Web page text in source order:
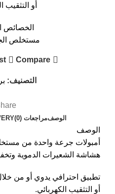
أو التثقيب
الخصائص
مستخلص
Compare
التصنيف:
الوصفمراجعات (0)
الوصف
أمبولات جرعة واحدة من
هشاشة الشعيرات الدموية
تطبيق احترافي يدوي أو من
أو التثقيب الكهربائي.